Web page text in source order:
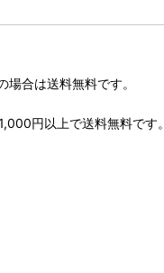
合は送料無料です。
円以上で送料無料です。